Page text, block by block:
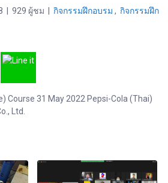
929 ผู้ชม กิจกรรมฝึกอบรม , กิจกรรมฝึก
Course 31 May 2022 Pepsi-Cola (Thai)
Ltd.